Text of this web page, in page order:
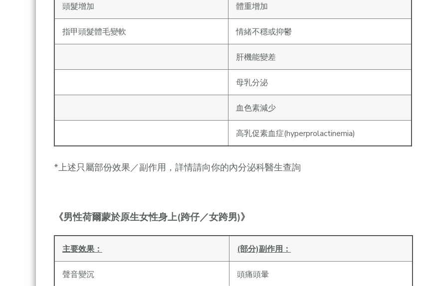
頭髮增加 體重增加
指甲頭髮體毛變軟 情緒不穩或抑鬱
肝機能變差
母乳分泌
血色素減少
高乳促素血症(hyperprolactinemia)
*上述只屬部份效果／副作用，詳情請向你的內分泌科醫生查詢
《男性荷爾蒙於原生女性身上(跨仔／女跨男)》
主要效果： (部分)副作用：
聲音變沉 頭痛頭暈